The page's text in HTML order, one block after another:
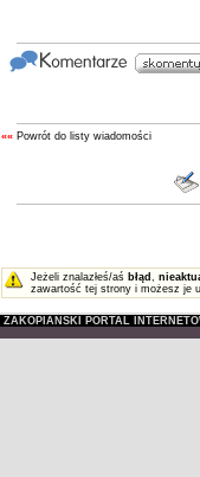
«« Powrót do listy wiadomości
Jeżeli znalazłeś/aś błąd ,
zawartość tej strony i możesz je
ZAKOPIAŃSKI PORTAL